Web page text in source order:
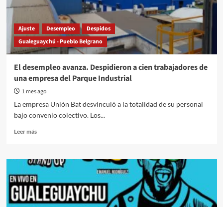
de
Independencia
en
Costanera
Ajuste Desempleo
Despidos
Gualeguaychú - Pueblo Belgrano
El desempleo avanza. Despidieron a cien trabajadores de
una empresa del Parque Industrial
1 mes ago
La empresa Unión Bat desvinculó a la totalidad de su personal
bajo convenio colectivo. Los...
Leer másRead
El
desempleo
avanza.
Despidieron
a